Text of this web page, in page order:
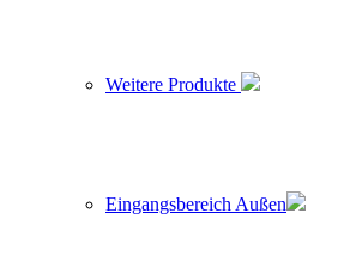
Weitere Produkte
Eingangsbereich Außen